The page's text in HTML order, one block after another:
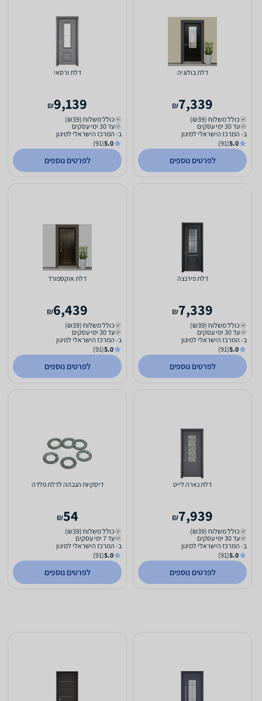
דלת בולוניה
7,339
₪
כולל משלוח (₪39)
עד 30 ימי עסקים
ב- המרכז הישראלי למיגון
5.0
(91)
לפרטים נוספים
דלת ורסאי
9,139
₪
כולל משלוח (₪39)
עד 30 ימי עסקים
ב- המרכז הישראלי למיגון
5.0
(91)
לפרטים נוספים
דלת פירנצה
7,339
₪
כולל משלוח (₪39)
עד 30 ימי עסקים
ב- המרכז הישראלי למיגון
5.0
(91)
לפרטים נוספים
דלת אוקספורד
6,439
₪
כולל משלוח (₪39)
עד 30 ימי עסקים
ב- המרכז הישראלי למיגון
5.0
(91)
לפרטים נוספים
דלת נארה לייט
7,939
₪
כולל משלוח (₪39)
עד 30 ימי עסקים
ב- המרכז הישראלי למיגון
5.0
(91)
לפרטים נוספים
דיסקיות הגבהה לדלת פלדה
54
₪
כולל משלוח (₪39)
עד 7 ימי עסקים
ב- המרכז הישראלי למיגון
5.0
(91)
לפרטים נוספים